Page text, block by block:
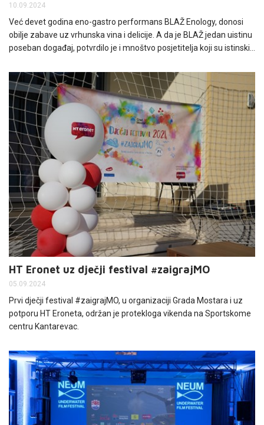
10.09.2024
Već devet godina eno-gastro performans BLAŽ Enology, donosi
obilje zabave uz vrhunska vina i delicije. A da je BLAŽ jedan uistinu
poseban događaj, potvrdilo je i mnoštvo posjetitelja koji su istinski
HT Eronet uz dječji festival #zaigrajMO
05.09.2024
Prvi dječji festival #zaigrajMO, u organizaciji Grada Mostara i uz
potporu HT Eroneta, održan je protekloga vikenda na Sportskome
centru Kantarevac.